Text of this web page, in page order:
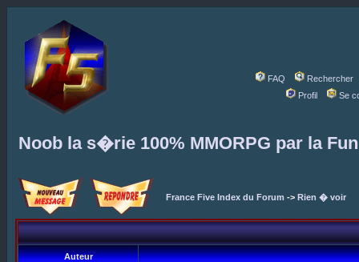
FAQ
Rechercher
Profil
Se
Noob la s�rie 100% MMORPG par la
France Five Index du Forum -> Rien � voir
Auteur